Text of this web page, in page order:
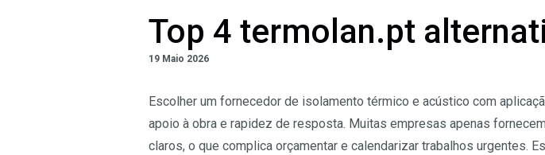
Top 4 termolan.pt
19 Maio 2026
Escolher um fornecedor de isolamento térmico e acústico com
apoio à obra e rapidez de resposta. Muitas empresas apenas
claros, o que complica orçamentar e calendarizar trabalhos urgentes.